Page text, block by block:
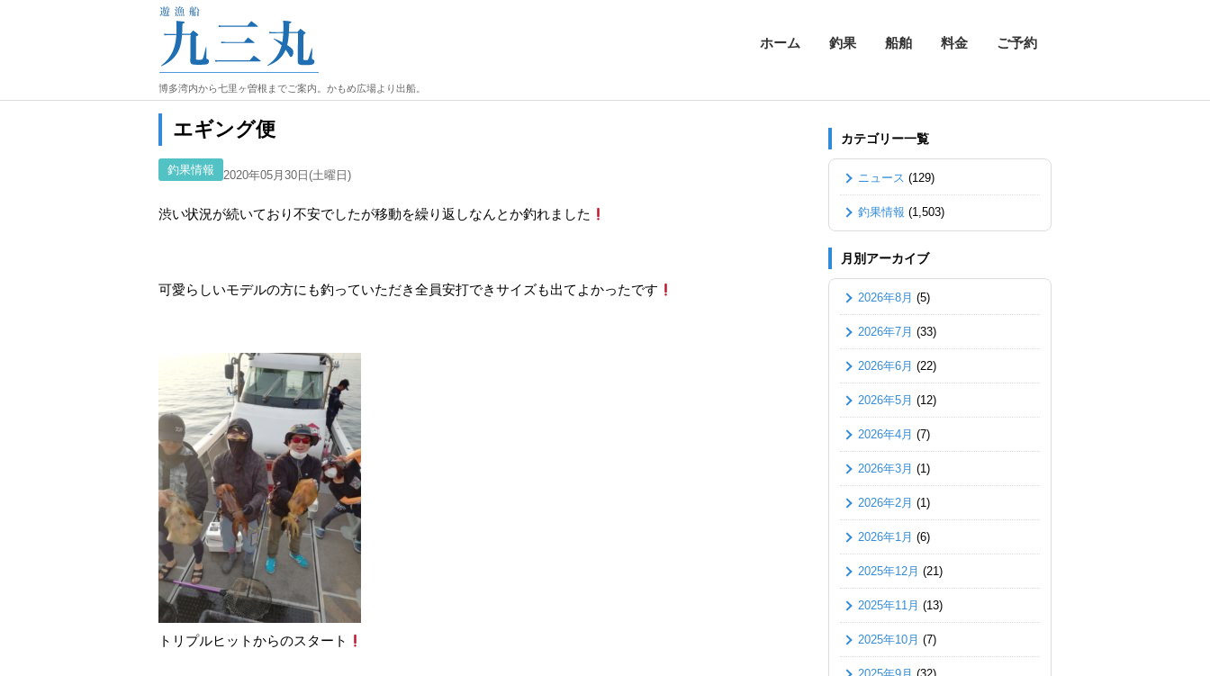
博多湾内から七里ヶ曽根までご案内。かもめ広場より出船。
ホーム 釣果 船舶 料金 ご予約
エギング便
釣果情報 2020年05月30日(土曜日)
渋い状況が続いており不安でしたが移動を繰り返しなんとか釣れました
可愛らしいモデルの方にも釣っていただき全員安打できサイズも出てよかったです
トリプルヒットからのスタート
カテゴリー一覧
ニュース (129)
釣果情報 (1,503)
月別アーカイブ
2026年8月 (5)
2026年7月 (33)
2026年6月 (22)
2026年5月 (12)
2026年4月 (7)
2026年3月 (1)
2026年2月 (1)
2026年1月 (6)
2025年12月 (21)
2025年11月 (13)
2025年10月 (7)